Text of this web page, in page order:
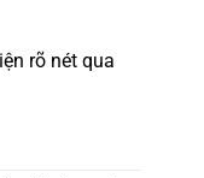
rõ nét qua